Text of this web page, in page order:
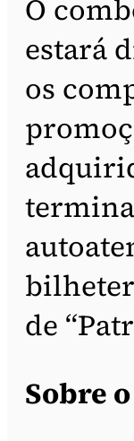
O
estará
os
de
Sobre